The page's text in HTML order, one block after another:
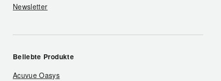
Newsletter
Beliebte Produkte
Acuvue Oasys